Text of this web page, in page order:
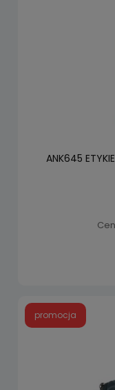
ANK645
promocja